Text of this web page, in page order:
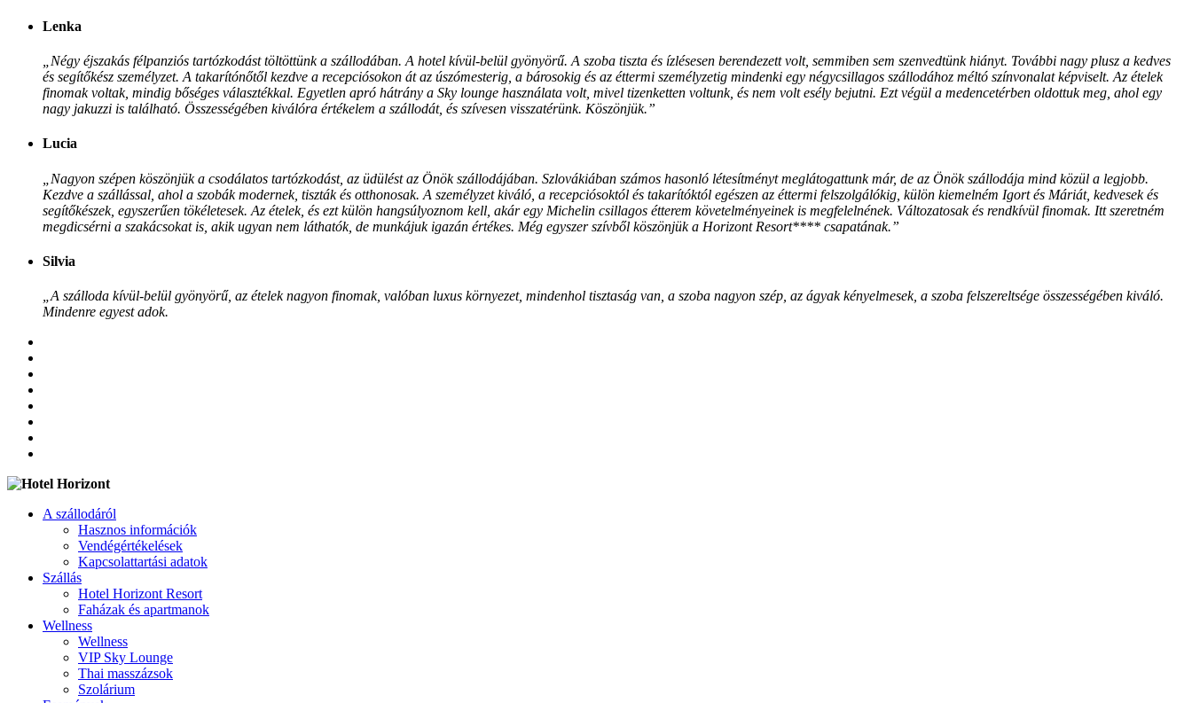
Lenka
„Négy éjszakás félpanziós tartózkodást töltöttünk a szállodában. A hotel kívül-belül gyönyörű. A szoba tiszta és ízlésesen berendezett volt, semmiben sem szenvedtünk hiányt. További nagy plusz a kedves
és segítőkész személyzet. A takarítónőtől kezdve a recepciósokon át az úszómesterig, a bárosokig és az éttermi személyzetig mindenki egy négycsillagos szállodához méltó színvonalat képviselt. Az ételek
finomak voltak, mindig bőséges választékkal. Egyetlen apró hátrány a Sky lounge használata volt, mivel tizenketten voltunk, és nem volt esély bejutni. Ezt végül a medencetérben oldottuk meg, ahol egy
nagy jakuzzi is található. Összességében kiválóra értékelem a szállodát, és szívesen visszatérünk. Köszönjük.”
Lucia
„Nagyon szépen köszönjük a csodálatos tartózkodást, az üdülést az Önök szállodájában. Szlovákiában számos hasonló létesítményt meglátogattunk már, de az Önök szállodája mind közül a legjobb.
Kezdve a szállással, ahol a szobák modernek, tiszták és otthonosak. A személyzet kiváló, a recepciósoktól és takarítóktól egészen az éttermi felszolgálókig, külön kiemelném Igort és Máriát, kedvesek és
segítőkészek, egyszerűen tökéletesek. Az ételek, és ezt külön hangsúlyoznom kell, akár egy Michelin csillagos étterem követelményeinek is megfelelnének. Változatosak és rendkívül finomak. Itt szeretném
megdicsérni a szakácsokat is, akik ugyan nem láthatók, de munkájuk igazán értékes. Még egyszer szívből köszönjük a Horizont Resort**** csapatának.”
Silvia
„A szálloda kívül-belül gyönyörű, az ételek nagyon finomak, valóban luxus környezet, mindenhol tisztaság van, a szoba nagyon szép, az ágyak kényelmesek, a szoba felszereltsége összességében kiváló.
Mindenre egyest adok.
A szállodáról
Hasznos információk
Vendégértékelések
Kapcsolattartási adatok
Szállás
Hotel Horizont Resort
Faházak és apartmanok
Wellness
Wellness
VIP Sky Lounge
Thai masszázsok
Szolárium